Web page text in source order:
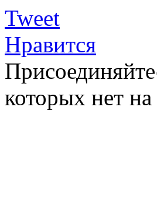
Tweet
Нравится
которых нет на